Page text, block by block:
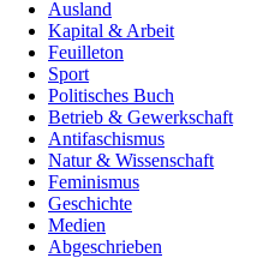
Ausland
Kapital & Arbeit
Feuilleton
Sport
Politisches Buch
Betrieb & Gewerkschaft
Antifaschismus
Natur & Wissenschaft
Feminismus
Geschichte
Medien
Abgeschrieben